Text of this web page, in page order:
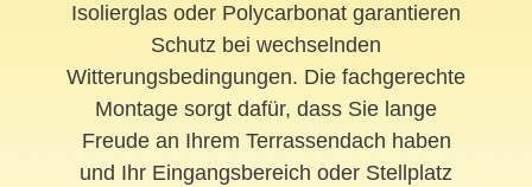
Isolierglas oder Polycarbonat garantieren
Schutz bei wechselnden
Witterungsbedingungen. Die fachgerechte
Montage sorgt dafür, dass Sie lange
Freude an Ihrem Terrassendach haben
und Ihr Eingangsbereich oder Stellplatz